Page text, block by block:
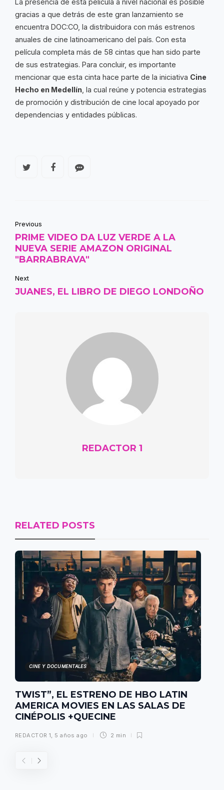
La presencia de esta película a nivel nacional es posible
gracias a que detrás de este gran lanzamiento se
encuentra DOC:CO, la distribuidora con más estrenos
anuales de cine latinoamericano del país. Con esta
película completa más de 58 cintas que han sido parte
de sus estrategias. Para concluir, es importante
mencionar que esta cinta hace parte de la iniciativa Cine
Hecho en Medellín, la cual reúne y potencia estrategias
de promoción y distribución de cine local apoyado por
dependencias y entidades públicas.
Previous
PRIME VIDEO DA LUZ VERDE A LA
NUEVA SERIE AMAZON ORIGINAL
"BARRABRAVA"
Next
JUANES, EL LIBRO DE DIEGO LONDOÑO
REDACTOR 1
RELATED POSTS
CINE Y DOCUMENTALES
TWIST”, EL ESTRENO DE HBO LATIN
AMERICA MOVIES EN LAS SALAS DE
CINÉPOLIS +QUECINE
REDACTOR 1 5 años ago 2 min